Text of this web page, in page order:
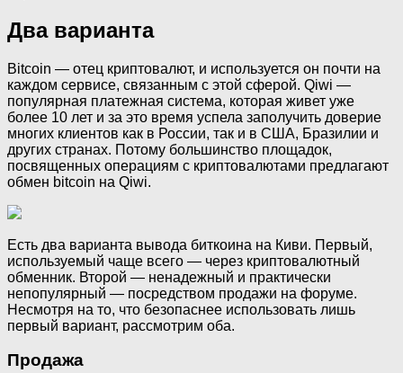
Два варианта
Bitcoin — отец криптовалют, и используется он почти на
каждом сервисе, связанным с этой сферой. Qiwi —
популярная платежная система, которая живет уже
более 10 лет и за это время успела заполучить доверие
многих клиентов как в России, так и в США, Бразилии и
других странах. Потому большинство площадок,
посвященных операциям с криптовалютами предлагают
обмен bitcoin на Qiwi.
Есть два варианта вывода биткоина на Киви. Первый,
используемый чаще всего — через криптовалютный
обменник. Второй — ненадежный и практически
непопулярный — посредством продажи на форуме.
Несмотря на то, что безопаснее использовать лишь
первый вариант, рассмотрим оба.
Продажа